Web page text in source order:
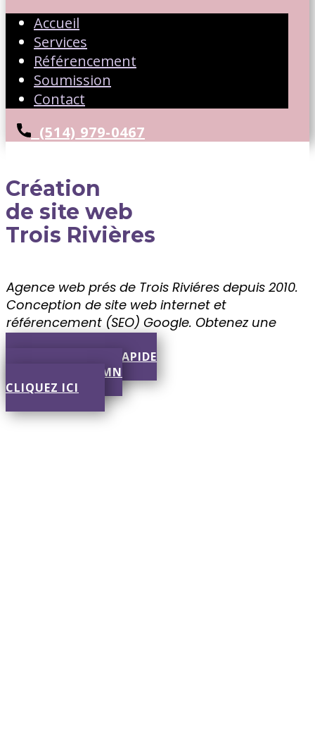
Accueil
Services
Référencement
Soumission
Contact
(514) 979-0467
Création
de site web
Trois Rivières
Agence web prés de Trois Riviéres depuis 2010.
Conception de site web internet et
référencement (SEO) Google. ​Obtenez une
SOUMISSION RAPIDE
RÉPONSE EN 30 MN
CLIQUEZ ICI